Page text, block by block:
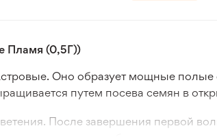
Пламя (0,5Г))
Оно образует мощные
путем посева семян в
После завершения первой